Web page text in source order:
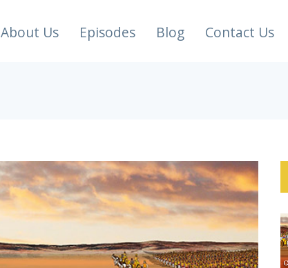
About Us Episodes Blog Contact Us